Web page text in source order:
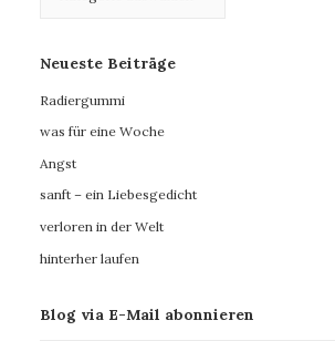
Neueste Beiträge
Radiergummi
was für eine Woche
Angst
sanft – ein Liebesgedicht
verloren in der Welt
hinterher laufen
Blog via E-Mail abonnieren